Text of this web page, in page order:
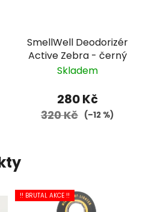
SmellWell Deodorizér
Active Zebra - černý
Skladem
280 Kč
320 Kč (–12 %)
!! BRUTAL AKCE !!